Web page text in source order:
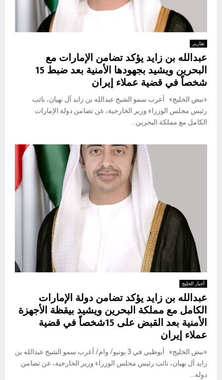
تقارير
عبدالله بن زايد يؤكد تضامن الإمارات مع
البحرين ويشيد بجهودها الأمنية بعد ضبط 15
شخصاً في قضية عملاء إيران
«نبض الخليج» أعرب سمو الشيخ عبدالله بن زايد آل نهيان، نائب
رئيس مجلس الوزراء وزير الخارجية، عن تضامن دولة الإمارات
الكامل مع مملكة البحرين...
أخبار الخليج
عبدالله بن زايد يؤكد تضامن دولة الإمارات
الكامل مع مملكة البحرين ويشيد بيقظة الأجهزة
الأمنية بعد القبض على 15شخصاً في قضية
عملاء إيران
«نبض الخليج» أبوظبي في 3 يونيو/ وام/ أعرب سمو الشيخ عبدالله بن
زايد آل نهيان، نائب رئيس مجلس الوزراء وزير الخارجية، عن تضامن
دولة...